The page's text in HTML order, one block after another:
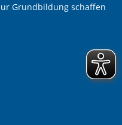
Grundbildung schaffen